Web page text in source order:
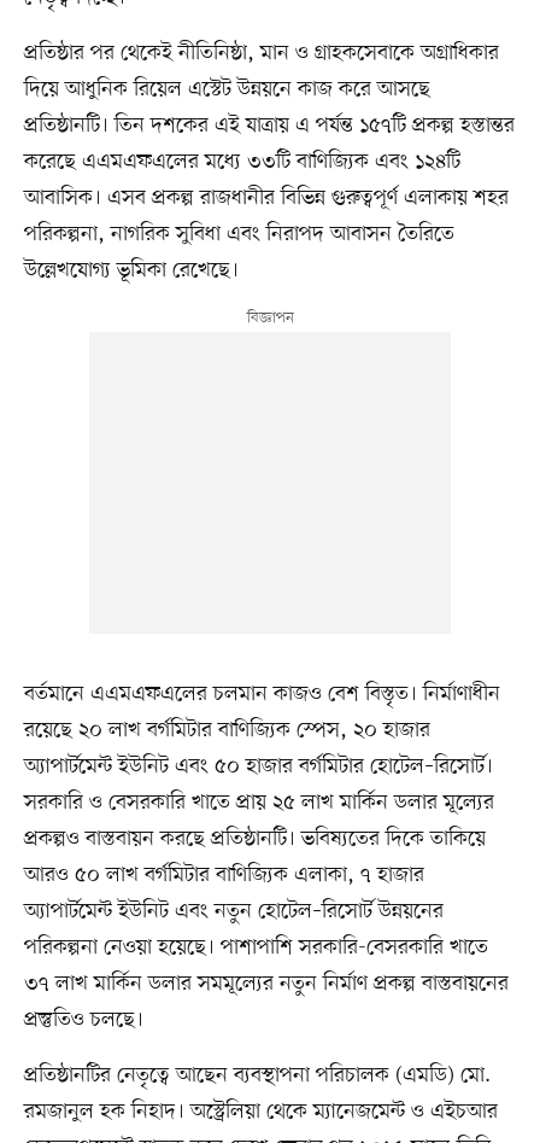
প্রতিষ্ঠার পর থেকেই নীতিনিষ্ঠা, মান ও গ্রাহকসেবাকে অগ্রাধিকার
দিয়ে আধুনিক রিয়েল এস্টেট উন্নয়নে কাজ করে আসছে
প্রতিষ্ঠানটি। তিন দশকের এই যাত্রায় এ পর্যন্ত ১৫৭টি প্রকল্প হস্তান্তর
করেছে এএমএফএলের মধ্যে ৩৩টি বাণিজ্যিক এবং ১২৪টি
আবাসিক। এসব প্রকল্প রাজধানীর বিভিন্ন গুরুত্বপূর্ণ এলাকায় শহর
পরিকল্পনা, নাগরিক সুবিধা এবং নিরাপদ আবাসন তৈরিতে
উল্লেখযোগ্য ভূমিকা রেখেছে।
বর্তমানে এএমএফএলের চলমান কাজও বেশ বিস্তৃত। নির্মাণাধীন
রয়েছে ২০ লাখ বর্গমিটার বাণিজ্যিক স্পেস, ২০ হাজার
অ্যাপার্টমেন্ট ইউনিট এবং ৫০ হাজার বর্গমিটার হোটেল–রিসোর্ট।
সরকারি ও বেসরকারি খাতে প্রায় ২৫ লাখ মার্কিন ডলার মূল্যের
প্রকল্পও বাস্তবায়ন করছে প্রতিষ্ঠানটি। ভবিষ্যতের দিকে তাকিয়ে
আরও ৫০ লাখ বর্গমিটার বাণিজ্যিক এলাকা, ৭ হাজার
অ্যাপার্টমেন্ট ইউনিট এবং নতুন হোটেল–রিসোর্ট উন্নয়নের
পরিকল্পনা নেওয়া হয়েছে। পাশাপাশি সরকারি-বেসরকারি খাতে
৩৭ লাখ মার্কিন ডলার সমমূল্যের নতুন নির্মাণ প্রকল্প বাস্তবায়নের
প্রস্তুতিও চলছে।
প্রতিষ্ঠানটির নেতৃত্বে আছেন ব্যবস্থাপনা পরিচালক (এমডি) মো.
রমজানুল হক নিহাদ। অস্ট্রেলিয়া থেকে ম্যানেজমেন্ট ও এইচআর